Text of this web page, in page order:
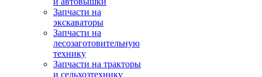
Запчасти на
экскаваторы
Запчасти на
лесозаготовительную
технику
Запчасти на тракторы
и сельхозтехнику